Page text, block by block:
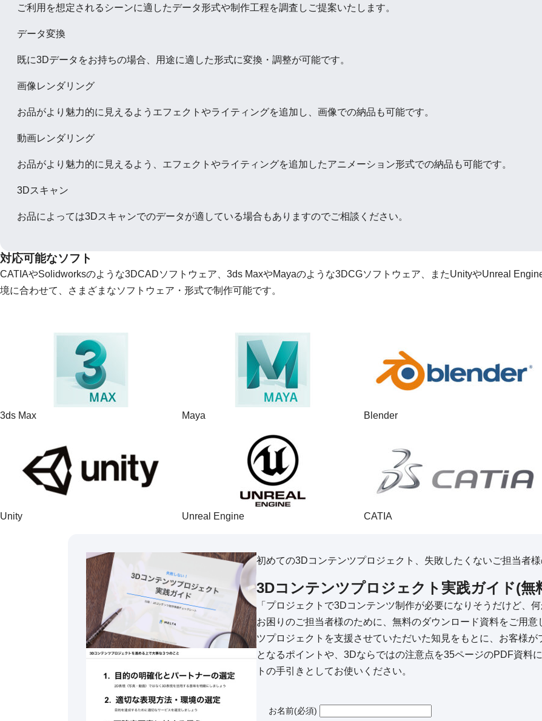
ご利用を想定されるシーンに適したデータ形式や制作工程を調査しご提案いたします。
データ変換
既に3Dデータをお持ちの場合、用途に適した形式に変換・調整が可能です。
画像レンダリング
お品がより魅力的に見えるようエフェクトやライティングを追加し、画像での納品も可能です。
動画レンダリング
お品がより魅力的に見えるよう、エフェクトやライティングを追加したアニメーション形式での納品も可能です。
3Dスキャン
お品によっては3Dスキャンでのデータが適している場合もありますのでご相談ください。
対応可能なソフト
CATIAやSolidworksのような3DCADソフトウェア、3ds MaxやMayaのような3DCGソフトウェア、またUnityやUnreal
境に合わせて、さまざまなソフトウェア・形式で制作可能です。
3ds Max Maya Blender
Unity Unreal Engine CATIA
初めての3Dコンテンツプロジェクト、失敗したくないご担当者
3Dコンテンツプロジェクト実践ガイド(無
「プロジェクトで3Dコンテンツ制作が必要になりそうだけど、
お困りのご担当者様のために、無料のダウンロード資料をご用
ツプロジェクトを支援させていただいた知見をもとに、お客様
となるポイントや、3Dならではの注意点を35ページのPDF資料
トの手引きとしてお使いください。
お名前(必須)